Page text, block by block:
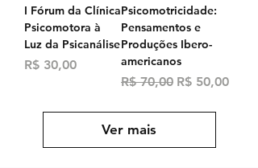
I Fórum da Clínica
Psicomotora à
Luz da Psicanálise
Preço
R$ 30,00
Psicomotricidade:
Pensamentos e
Produções Ibero-
americanos
Preço normal
R$ 70,00 Preço
R$ 50,00
Ver mais